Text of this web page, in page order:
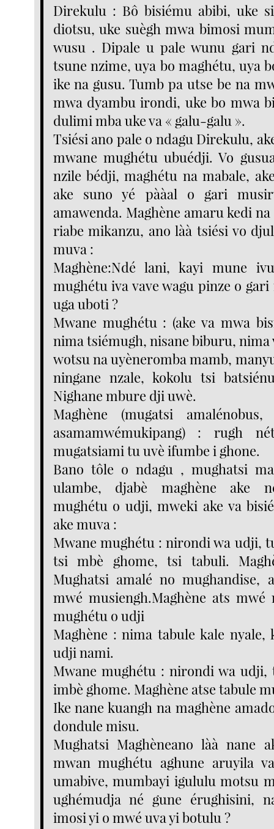
Direkulu : Bô bisiému abibi, uke
diotsu, uke suègh mwa bimosi
wusu . Dipale u pale wunu gari
tsune nzime, uya bo maghétu, uya
ike na gusu. Tumb pa utse be na
mwa dyambu irondi, uke bo mwa
dulimi mba uke va « galu-galu ».
Tsiési ano pale o ndagu Direkulu,
mwane mughétu ubuédji. Vo
nzile bédji, maghétu na mabale,
ake suno yé pààal o gari
amawenda. Maghène amaru kedi
riabe mikanzu, ano làà tsiési vo
muva :
Maghène:Ndé lani, kayi mune
mughétu iva vave wagu pinze o
uga uboti ?
Mwane mughétu : (ake va mwa
nima tsiémugh, nisane biburu,
wotsu na uyèneromba mamb,
ningane nzale, kokolu tsi
Nighane mbure dji uwè.
Maghène (mugatsi
asamamwémukipang) : rugh
mugatsiami tu uvè ifumbe i ghone.
Bano tôle o ndagu , mughatsi
ulambe, djabè maghène ake
mughétu o udji, mweki ake va
ake muva :
Mwane mughétu : nirondi wa udji,
tsi mbè ghome, tsi tabuli.
Mughatsi amalé no mughandise,
mwé musiengh.Maghène ats mwé
mughétu o udji
Maghène : nima tabule kale
udji nami.
Mwane mughétu : nirondi wa udji,
imbè ghome. Maghène atse tabule
Ike nane kuangh na maghène
dondule misu.
Mughatsi Maghèneano làà nane
mwan mughétu aghune aruyila
umabive, mumbayi igululu motsu
ughémudja né gune érughisini,
imosi yi o mwé uva yi botulu ?